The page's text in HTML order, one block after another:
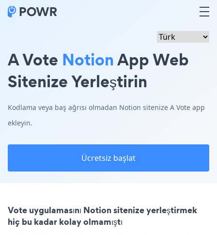
A Vote NotionApp Web
Sitenize Yerleştirin
Kodlama veya baş ağrısı olmadan Notion sitenize A Vote app
ekleyin.
Ücretsiz başlat
Vote uygulamasını Notion sitenize yerleştirmek
hiç bu kadar kolay olmamıştı